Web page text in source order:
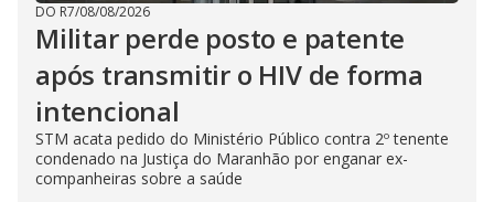
DO R7/08/08/2026
Militar perde posto e patente
após transmitir o HIV de forma
intencional
STM acata pedido do Ministério Público contra 2º tenente
condenado na Justiça do Maranhão por enganar ex-
companheiras sobre a saúde